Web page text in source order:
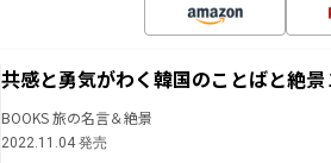
共感と勇気がわく韓国のことばと絶景
BOOKS 旅の名言＆絶景
2022.11.04 発売